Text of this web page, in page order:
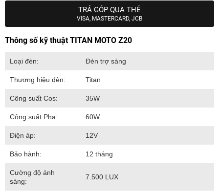
TRẢ GÓP QUA THẺ
VISA, MASTERCARD, JCB
Thông số kỹ thuật TITAN MOTO Z20
Loại đèn: Đèn trợ sáng
Thương hiệu đèn: Titan
Công suất Cos: 35W
Công suất Pha: 60W
Điện áp: 12V
Bảo hành: 12 tháng
Cường độ ánh
sáng:
7.500 LUX